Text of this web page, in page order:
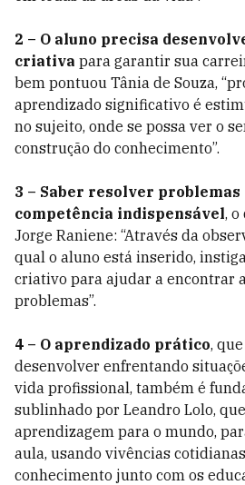
2 – O aluno precisa
criativa para garantir sua
bem pontuou Tânia de Souza,
aprendizado significativo é
no sujeito, onde se possa ver o
construção do conhecimento”.
3 – Saber resolver problemas
competência indispensável,
Jorge Raniene: “Através da
qual o aluno está inserido,
criativo para ajudar a encontrar
problemas”.
4 – O aprendizado prático,
desenvolver enfrentando
vida profissional, também é
sublinhado por Leandro Lolo,
aprendizagem para o mundo,
aula, usando vivências
conhecimento junto com os